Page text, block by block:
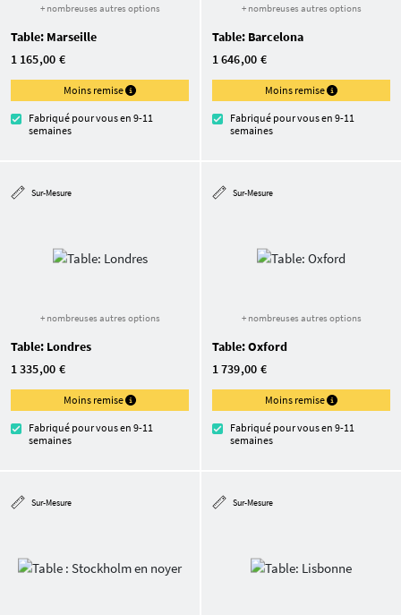
+ nombreuses autres options
Table: Marseille
1 165,00 €
Moins remise
Fabriqué pour vous en 9-11
semaines
+ nombreuses autres options
Table: Barcelona
1 646,00 €
Moins remise
Fabriqué pour vous en 9-11
semaines
Sur-Mesure
+ nombreuses autres options
Table: Londres
1 335,00 €
Moins remise
Fabriqué pour vous en 9-11
semaines
Sur-Mesure
+ nombreuses autres options
Table: Oxford
1 739,00 €
Moins remise
Fabriqué pour vous en 9-11
semaines
Sur-Mesure Sur-Mesure